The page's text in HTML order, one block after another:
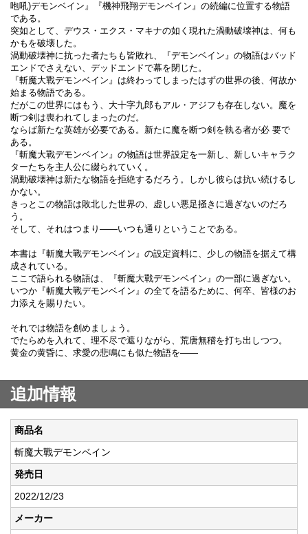
咆吼)デモンベイン』『機神飛翔デモンベイン』の続編に位置する物語
である。
突如として、デウス・エクス・マキナの如く現れた渦動破壊神は、何も
かもを破壊した。
渦動破壊神に抗った者たちも皆敗れ、『デモンベイン』の物語はバッド
エンドでさえない、デッドエンドで幕を閉じた。
『斬魔大戰デモンベイン』は終わってしまったはずの世界の後、何故か
始まる物語である。
だがこの世界にはもう、大十字九郎もアル・アジフも存在しない。魔を
断つ剣は喪われてしまったのだ。
ならば新たな英雄が必要である。新たに魔を断つ剣を執る者が必 要で
ある。
『斬魔大戰デモンベイン』の物語は世界設定を一新し、新しいキャラク
ターたちを主人公に綴られていく。
渦動破壊神は新たな物語を拒絶するだろう。しかし彼らは抗い続けるし
かない。
きっとこの物語は敗北した世界の、虚しい悪足掻きに過ぎないのだろ
う。
そして、それはつまり――いつも通りということである。
本書は『斬魔大戰デモンベイン』の設定資料に、少しの物語を据えて構
成されている。
ここで語られる物語は、『斬魔大戰デモンベイン』の一部に過ぎない。
いつか『斬魔大戰デモンベイン』の全てを語るために、何卒、皆様のお
力添えを賜りたい。
それでは物語を創めましょう。
でたらめを入れて、理不尽で遮りながら、荒唐無稽を打ち出しつつ。
黄金の黄昏に、求愛の悲鳴にも似た物語を――
追加情報
商品名
斬魔大戰デモンベイン
発売日
2022/12/23
メーカー